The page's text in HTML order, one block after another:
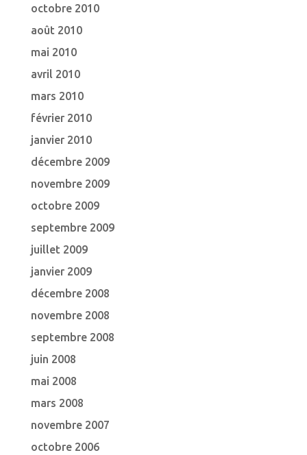
octobre 2010
août 2010
mai 2010
avril 2010
mars 2010
février 2010
janvier 2010
décembre 2009
novembre 2009
octobre 2009
septembre 2009
juillet 2009
janvier 2009
décembre 2008
novembre 2008
septembre 2008
juin 2008
mai 2008
mars 2008
novembre 2007
octobre 2006